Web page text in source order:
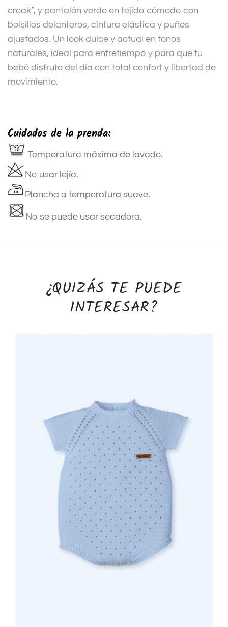
croak”, y pantalón verde en tejido cómodo con
bolsillos delanteros, cintura elástica y puños
ajustados. Un look dulce y actual en tonos
naturales, ideal para entretiempo y para que tu
bebé disfrute del día con total confort y libertad de
movimiento.
Cuidados de la prenda:
Temperatura máxima de lavado.
No usar lejía.
Plancha a temperatura suave.
No se puede usar secadora.
¿QUIZÁS TE PUEDE
INTERESAR?